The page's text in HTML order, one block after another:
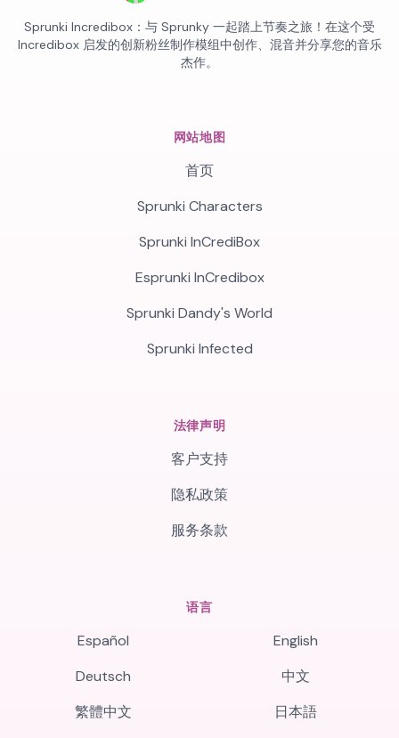
Sprunki Incredibox：与 Sprunky 一起踏上节奏之旅！在这个受
Incredibox 启发的创新粉丝制作模组中创作、混音并分享您的音乐
杰作。
网站地图
首页
Sprunki Characters
Sprunki InCrediBox
Esprunki InCredibox
Sprunki Dandy's World
Sprunki Infected
法律声明
客户支持
隐私政策
服务条款
语言
Español
English
Deutsch
中文
繁體中文
日本語